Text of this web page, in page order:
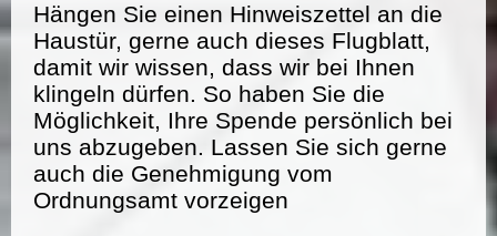
Hängen Sie einen Hinweiszettel an die
Haustür, gerne auch dieses Flugblatt,
damit wir wissen, dass wir bei Ihnen
klingeln dürfen. So haben Sie die
Möglichkeit, Ihre Spende persönlich bei
uns abzugeben. Lassen Sie sich gerne
auch die Genehmigung vom
Ordnungsamt vorzeigen